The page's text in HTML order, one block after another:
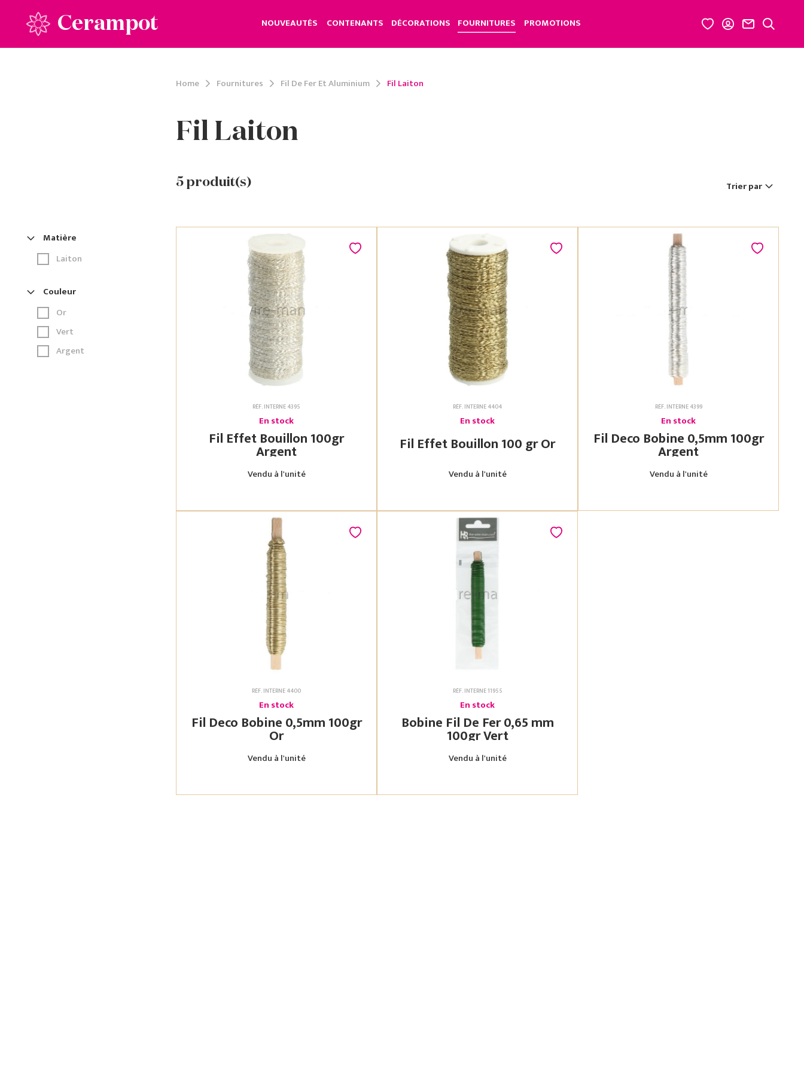
Cerampot NOUVEAUTÉS CONTENANTS DÉCORATIONS FOURNITURES PROMOTIONS
Home Fournitures Fil De Fer Et Aluminium Fil Laiton
Fil Laiton
5 produit(s) Trier par
Matière
Laiton
Couleur
Or
Vert
Argent
RÉF. INTERNE 4395
En stock
Fil Effet Bouillon 100gr
Argent
Vendu à l'unité
RÉF. INTERNE 4404
En stock
Fil Effet Bouillon 100 gr Or
Vendu à l'unité
RÉF. INTERNE 4399
En stock
Fil Deco Bobine 0,5mm 100gr
Argent
Vendu à l'unité
RÉF. INTERNE 4400
En stock
Fil Deco Bobine 0,5mm 100gr
Or
Vendu à l'unité
RÉF. INTERNE 11955
En stock
Bobine Fil De Fer 0,65 mm
100gr Vert
Vendu à l'unité